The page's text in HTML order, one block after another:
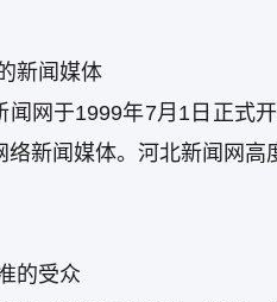
新闻媒体
闻网于1999年7月1日正式
络新闻媒体。河北新闻网高
的受众